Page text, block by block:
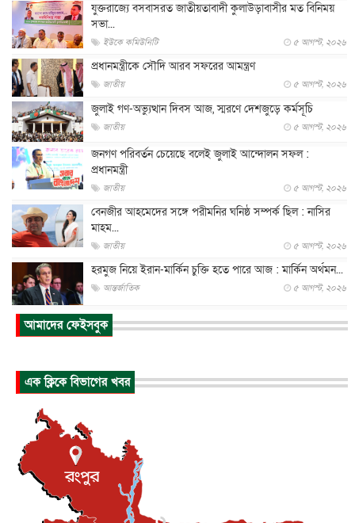
যুক্তরাজ্যে বসবাসরত জাতীয়তাবাদী কুলাউড়াবাসীর মত বিনিময়
সভা...
ইউকে কমিউনিটি ৫ আগস্ট, ২০২৬
প্রধানমন্ত্রীকে সৌদি আরব সফরের আমন্ত্রণ
জাতীয় ৫ আগস্ট, ২০২৬
জুলাই গণ-অভ্যুত্থান দিবস আজ, স্মরণে দেশজুড়ে কর্মসূচি
জাতীয় ৫ আগস্ট, ২০২৬
জনগণ পরিবর্তন চেয়েছে বলেই জুলাই আন্দোলন সফল :
প্রধানমন্ত্রী
জাতীয় ৫ আগস্ট, ২০২৬
বেনজীর আহমেদের সঙ্গে পরীমনির ঘনিষ্ঠ সম্পর্ক ছিল : নাসির
মাহম...
জাতীয় ৫ আগস্ট, ২০২৬
হরমুজ নিয়ে ইরান-মার্কিন চুক্তি হতে পারে আজ : মার্কিন অর্থমন...
আন্তর্জাতিক ৫ আগস্ট, ২০২৬
পৃথিবীর দিকে আসছে বিধ্বংসী বস্তু, পারমাণবিক বোমা দিয়ে করা
হব...
কেনিয়ায় ১৫ হাতির রহস্যজনক মৃত্যু, সন্দেহের মুখে কীটনাশকের
ব্...
বিদেশি সংবাদমাধ্যমের জন্য নতুন বিধি-নিষেধ পাকিস্তানের
আন্তর্জাতিক
যুক্তরাজ্যের চেভেনিং স্কলারশিপের আবেদন শুরু
আন্তর্জাতিক
আমাদের ফেইসবুক
এক ক্লিকে বিভাগের খবর